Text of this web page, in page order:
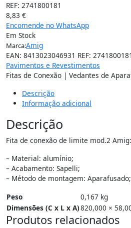
REF: 2741800181
8,83 €
Encomende no WhatsApp
Em Stock
Marca:Amig
EAN: 8413023046931 REF: 2741800181
Pavimentos e Revestimentos
Fitas de Conexão | Vedantes de
Descrição
Informação adicional
Descrição
Fita de conexão de limite mod.2 Amig:
– Material: alumínio;
– Acabamento: Sapelli;
– Método de montagem: Aparafusado;
Peso
0,167 kg
Dimensões (C x L x A)820,000 ×
Produtos relacionados